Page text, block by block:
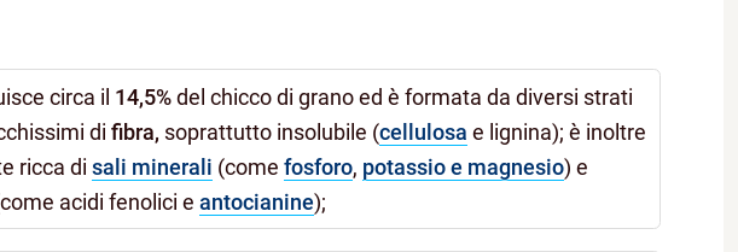
circa il 14,5%del chicco di grano ed è formata da diversi strati
difibra, soprattutto insolubile (cellulosa e lignina); è inoltre
ricca disali minerali (comefosforo, potassio e magnesio) e
acidi fenolici eantocianine);